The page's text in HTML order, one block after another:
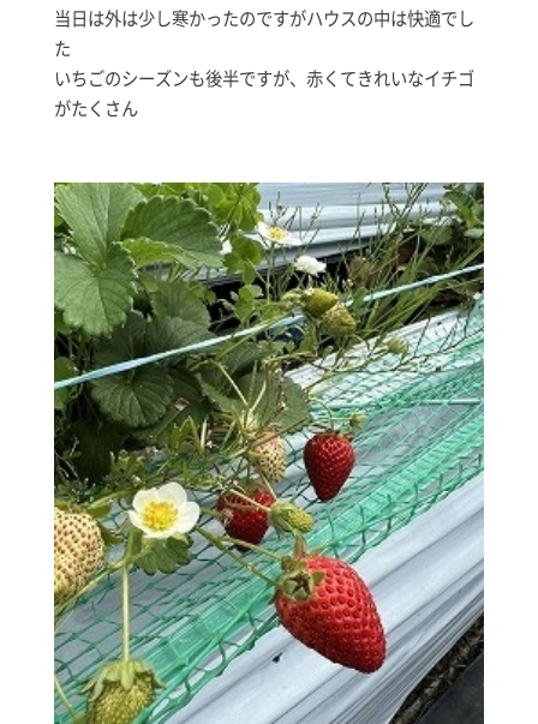
当日は外は少し寒かったのですがハウスの中は快適でし
た
いちごのシーズンも後半ですが、赤くてきれいなイチゴ
がたくさん